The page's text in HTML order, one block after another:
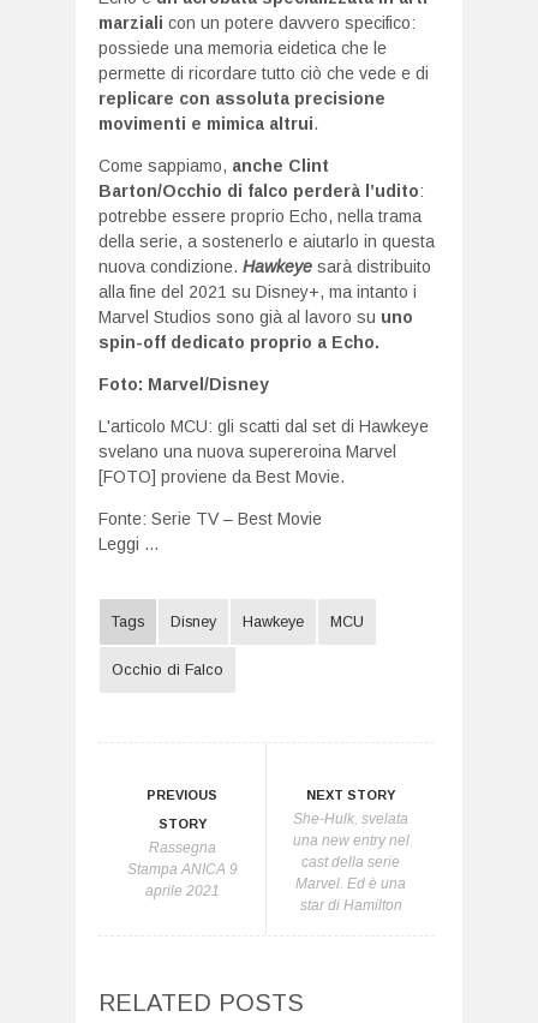
marziali con un potere davvero specifico:
possiede una memoria eidetica che le
permette di ricordare tutto ciò che vede e di
replicare con assoluta precisione
movimenti e mimica altrui.
Come sappiamo, anche Clint
Barton/Occhio di falco perderà l’udito:
potrebbe essere proprio Echo, nella trama
della serie, a sostenerlo e aiutarlo in questa
nuova condizione. Hawkeye sarà distribuito
alla fine del 2021 su Disney+, ma intanto i
Marvel Studios sono già al lavoro su uno
spin-off dedicato proprio a Echo.
Foto: Marvel/Disney
L'articolo MCU: gli scatti dal set di Hawkeye
svelano una nuova supereroina Marvel
[FOTO] proviene da Best Movie.
Fonte: Serie TV – Best Movie
Leggi ...
Tags Disney Hawkeye MCU
Occhio di Falco
PREVIOUS
STORY
Rassegna
Stampa ANICA 9
aprile 2021
NEXT STORY
She-Hulk, svelata
una new entry nel
cast della serie
Marvel. Ed è una
star di Hamilton
RELATED POSTS